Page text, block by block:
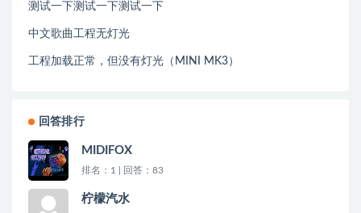
测试一下测试一下测试一下
中文歌曲工程无灯光
工程加载正常，但没有灯光（MINI MK3）
回答排行
MIDIFOX
排名：1 | 回答：83
柠檬汽水